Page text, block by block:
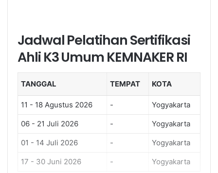
Jadwal Pelatihan Sertifikasi
Ahli K3 Umum KEMNAKER RI
TANGGAL TEMPAT KOTA
11 - 18 Agustus 2026 - Yogyakarta
06 - 21 Juli 2026 - Yogyakarta
01 - 14 Juli 2026 - Yogyakarta
17 - 30 Juni 2026 - Yogyakarta